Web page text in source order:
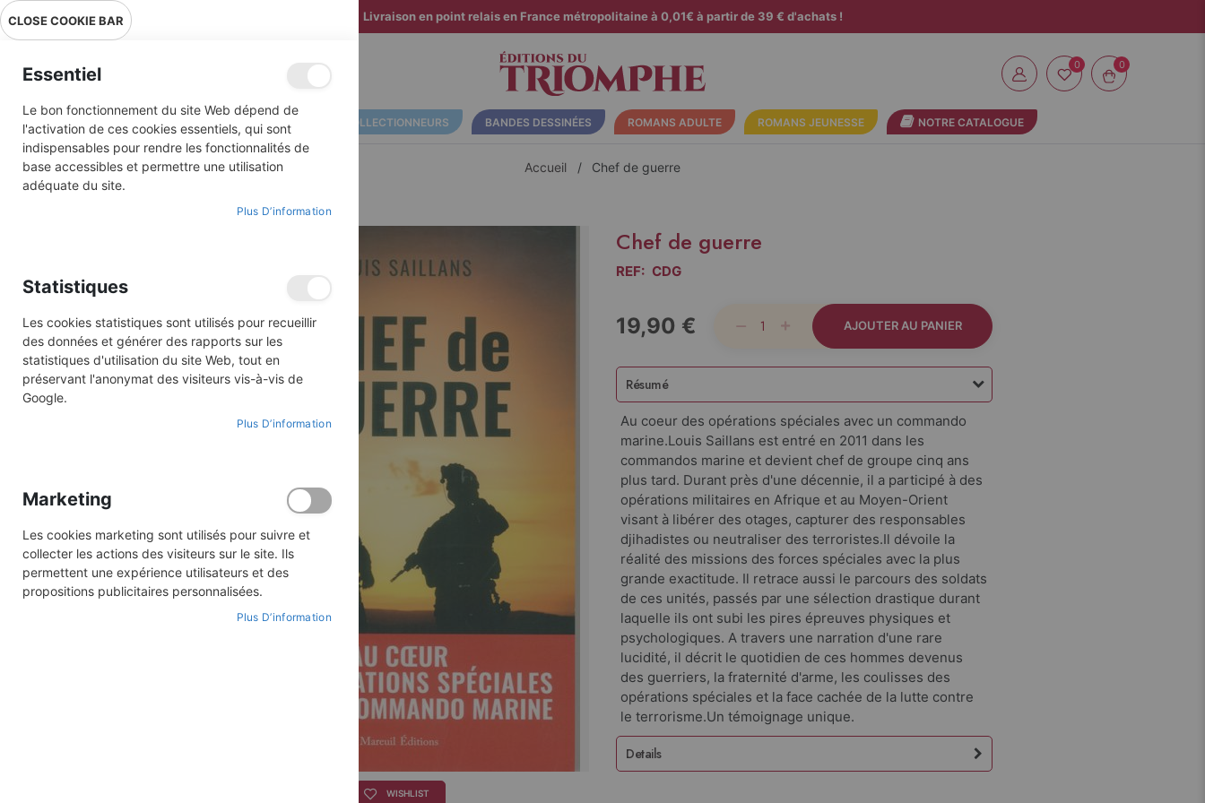
Livraison en point relais en France métropolitaine à 0,01€ à partir de 39 € d'achats !
0
ALBUMS ILLUSTRÉS BD COLLECTIONNEURS BANDES DESSINÉES ROMANS ADULTE ROMANS JEUNESSE NOTRE CATALOGUE
Accueil Chef de guerre
gallery
WISHLIST
Chef de guerre
REF: CDG
19,90 € AJOUTER AU PANIER
Résumé
Au coeur des opérations spéciales avec un commando
marine.Louis Saillans est entré en 2011 dans les
commandos marine et devient chef de groupe cinq ans
plus tard. Durant près d'une décennie, il a participé à des
opérations militaires en Afrique et au Moyen-Orient
visant à libérer des otages, capturer des responsables
djihadistes ou neutraliser des terroristes.Il dévoile la
réalité des missions des forces spéciales avec la plus
grande exactitude. Il retrace aussi le parcours des soldats
de ces unités, passés par une sélection drastique durant
laquelle ils ont subi les pires épreuves physiques et
psychologiques. A travers une narration d'une rare
lucidité, il décrit le quotidien de ces hommes devenus
des guerriers, la fraternité d'arme, les coulisses des
opérations spéciales et la face cachée de la lutte contre
le terrorisme.Un témoignage unique.
Details
CLOSE COOKIE BAR
Essentiel
Le bon fonctionnement du site Web dépend de
l'activation de ces cookies essentiels, qui sont
indispensables pour rendre les fonctionnalités de
base accessibles et permettre une utilisation
adéquate du site.
Plus D’information
Statistiques
Les cookies statistiques sont utilisés pour recueillir
des données et générer des rapports sur les
statistiques d'utilisation du site Web, tout en
préservant l'anonymat des visiteurs vis-à-vis de
Google.
Plus D’information
Marketing
Les cookies marketing sont utilisés pour suivre et
collecter les actions des visiteurs sur le site. Ils
permettent une expérience utilisateurs et des
propositions publicitaires personnalisées.
Plus D’information